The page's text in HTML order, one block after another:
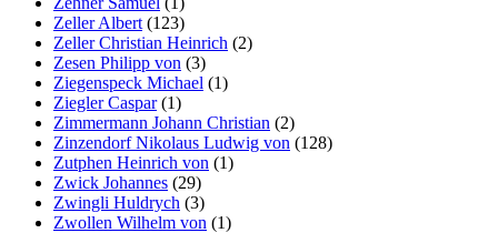
Zeller Albert (123)
Zeller Christian Heinrich (2)
Zesen Philipp von (3)
Ziegenspeck Michael (1)
Ziegler Caspar(1)
Zimmermann Johann Christian (2)
Zinzendorf Nikolaus Ludwig von (128)
Zutphen Heinrich von (1)
Zwick Johannes (29)
Zwingli Huldrych (3)
Zwollen Wilhelm von (1)